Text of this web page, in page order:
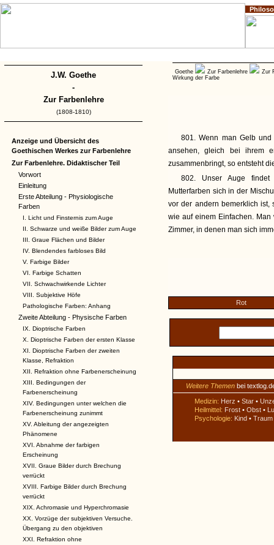
J.W. Goethe
-
Zur Farbenlehre
(1808-1810)
Anzeige und Übersicht des
Goethischen Werkes zur Farbenlehre
Zur Farbenlehre. Didaktischer Teil
Vorwort
Einleitung
Erste Abteilung - Physiologische
Farben
I. Licht und Finsternis zum Auge
II. Schwarze und weiße Bilder zum Auge
III. Graue Flächen und Bilder
IV. Blendendes farbloses Bild
V. Farbige Bilder
VI. Farbige Schatten
VII. Schwachwirkende Lichter
VIII. Subjektive Höfe
Pathologische Farben: Anhang
Zweite Abteilung - Physische Farben
IX. Dioptrische Farben
X. Dioptrische Farben der ersten Klasse
XI. Dioptrische Farben der zweiten
Klasse, Refraktion
XII. Refraktion ohne Farbenerscheinung
XIII. Bedingungen der
Farbenerscheinung
XIV. Bedingungen unter welchen die
Farbenerscheinung zunimmt
XV. Ableitung der angezeigten
Phänomene
XVI. Abnahme der farbigen
Erscheinung
XVII. Graue Bilder durch Brechung
verrückt
XVIII. Farbige Bilder durch Brechung
verrückt
XIX. Achromasie und Hyperchromasie
XX. Vorzüge der subjektiven Versuche.
Übergang zu den objektiven
XXI. Refraktion ohne
Goethe Zur Farbenlehre
Zur
Wirkung der Farbe
801. Wenn man Gelb
ansehen, gleich bei ihrem
zusammenbringt, so entsteht
802. Unser Auge
Mutterfarben sich in der
vor der andern bemerklich ist,
wie auf einem Einfachen.
Zimmer, in denen man sich
Rot
Weitere Themen bei
Medizin: Herz • Star •
Heilmittel: Frost • Obst •
Psychologie: Kind • Traum